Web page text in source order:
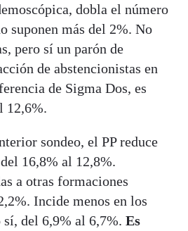
dobla el número
suponen más del 2%. No
pero sí un parón de
de abstencionistas en
de Sigma Dos, es
12,6%.
sondeo, el PP reduce
16,8% al 12,8%.
a otras formaciones
Incide menos en los
sí, del 6,9% al 6,7%. Es